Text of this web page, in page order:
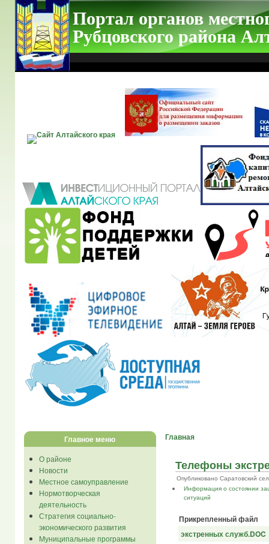
Портал органов
Рубцовского района
Главное меню
О районе
Новости
Местное самоуправление
Нормотворческая
деятельность
Стратегия социально-
экономического развития
Муниципальные программы
Главная
Телефоны
Опубликовано Саратовский
Информация о состоянии
ситуаций
Прикрепленный файл
экстренных служб.DOC